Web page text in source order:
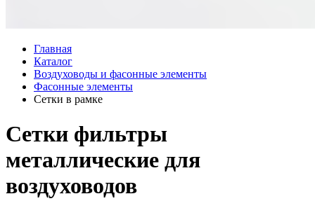
Главная
Каталог
Воздуховоды и фасонные элементы
Фасонные элементы
Сетки в рамке
Сетки фильтры
металлические для
воздуховодов